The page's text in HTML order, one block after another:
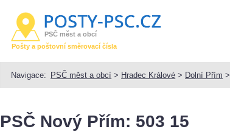
PSČ měst a obcí
Pošty a poštovní směrovací čísla
Navigace: PSČ měst a obcí > Hradec Králové > Dolní Přím >
PSČ Nový Přím: 503 15